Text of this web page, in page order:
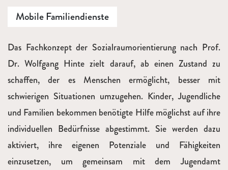
Mobile Familiendienste
Beschreibung
Das Fachkonzept der Sozialraumorientierung nach Prof.
Dr. Wolfgang Hinte zielt darauf, ab einen Zustand zu
schaffen, der es Menschen ermöglicht, besser mit
schwierigen Situationen umzugehen. Kinder, Jugendliche
und Familien bekommen benötigte Hilfe möglichst auf ihre
individuellen Bedürfnisse abgestimmt. Sie werden dazu
aktiviert, ihre eigenen Potenziale und Fähigkeiten
einzusetzen, um gemeinsam mit dem Jugendamt